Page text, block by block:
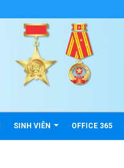
SINH VIÊN OFFICE 365